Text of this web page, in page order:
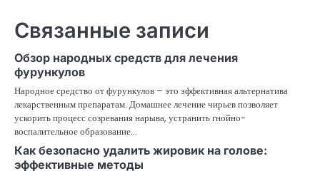
Связанные записи
Обзор народных средств для лечения
фурункулов
Народное средство от фурункулов – это эффективная альтернатива
лекарственным препаратам. Домашнее лечение чирьев позволяет
ускорить процесс созревания нарыва, устранить гнойно-
воспалительное образование…
Как безопасно удалить жировик на голове:
эффективные методы